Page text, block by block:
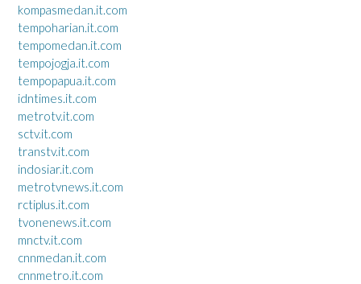
kompasmedan.it.com
tempoharian.it.com
tempomedan.it.com
tempojogja.it.com
tempopapua.it.com
idntimes.it.com
metrotv.it.com
sctv.it.com
transtv.it.com
indosiar.it.com
metrotvnews.it.com
rctiplus.it.com
tvonenews.it.com
mnctv.it.com
cnnmedan.it.com
cnnmetro.it.com